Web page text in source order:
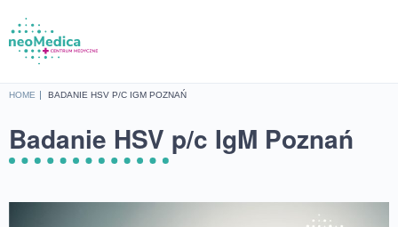
HOME BADANIE HSV P/C IGM POZNAŃ
Badanie HSV p/c IgM Poznań